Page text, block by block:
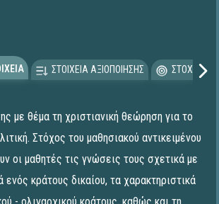
ΣΤΟΙΧΕΙΑ ΑΞΙΟΠΟΙΗΣΗΣ
με θέμα τη χριστιανική θεώρηση για το
Στόχος του μαθησιακού αντικειμένου
οι μαθητές τις γνώσεις τους σχετικά με
ενός κράτους δικαίου, τα χαρακτηριστικά